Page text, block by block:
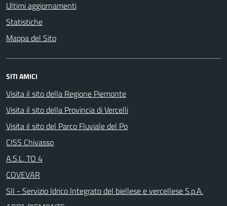
Ultimi aggiornamenti
Statistiche
Mappa del Sito
SITI AMICI
Visita il sito della Regione Piemonte
Visita il sito della Provincia di Vercelli
Visita il sito del Parco Fluviale del Po
CISS Chivasso
A.S.L. TO 4
COVEVAR
SII - Servizio Idrico Integrato del biellese e vercellese S.p.A.